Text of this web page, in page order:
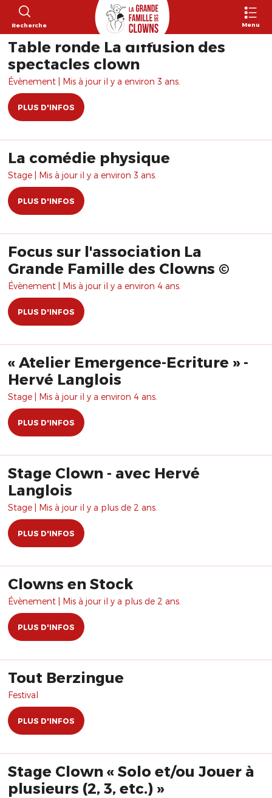
Recherche Menu
Table ronde La diffusion des
spectacles clown
Évènement | Mis à jour il y a environ 3 ans.
PLUS D'INFOS
La comédie physique
Stage | Mis à jour il y a environ 3 ans.
PLUS D'INFOS
Focus sur l'association La
Grande Famille des Clowns ©
Évènement | Mis à jour il y a environ 4 ans.
PLUS D'INFOS
« Atelier Emergence-Ecriture » -
Hervé Langlois
Stage | Mis à jour il y a environ 4 ans.
PLUS D'INFOS
Stage Clown - avec Hervé
Langlois
Stage | Mis à jour il y a plus de 2 ans.
PLUS D'INFOS
Clowns en Stock
Évènement | Mis à jour il y a plus de 2 ans.
PLUS D'INFOS
Tout Berzingue
Festival
PLUS D'INFOS
Stage Clown « Solo et/ou Jouer à
plusieurs (2, 3, etc.) »